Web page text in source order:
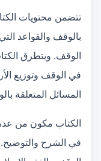
تتضمن محتويات
بالوقف والقواعد
الوقف. ويتطرق
في الوقف وتوزيع
المسائل المتعلقة
الكتاب مكون من
في الشرح